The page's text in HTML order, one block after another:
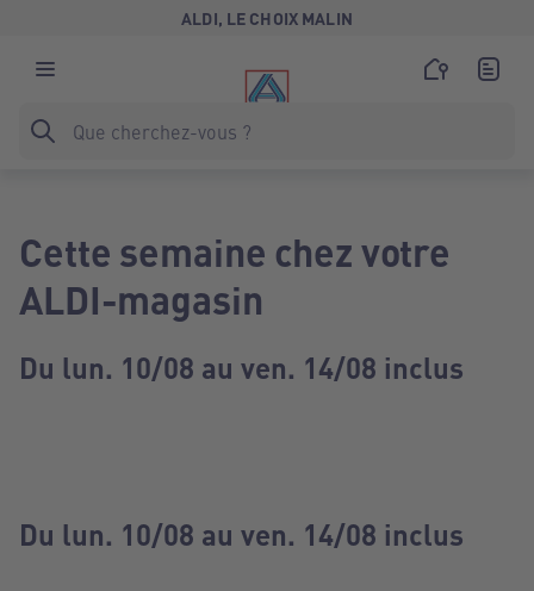
ALDI, LE CHOIX MALIN
Cette semaine chez votre
ALDI-magasin
Du lun. 10/08 au ven. 14/08 inclus
Du lun. 10/08 au ven. 14/08 inclus